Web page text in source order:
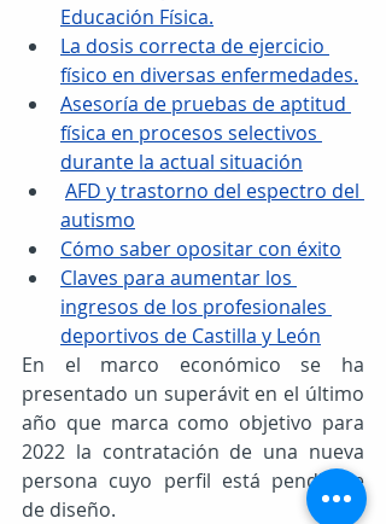
Educación Física.
La dosis correcta de ejercicio
físico en diversas enfermedades.
Asesoría de pruebas de aptitud
física en procesos selectivos
durante la actual situación
AFD y trastorno del espectro del
autismo
Cómo saber opositar con éxito
Claves para aumentar los
ingresos de los profesionales
deportivos de Castilla y León
En el marco económico se ha
presentado un superávit en el último
año que marca como objetivo para
2022 la contratación de una nueva
persona cuyo perfil está pendiente
de diseño.